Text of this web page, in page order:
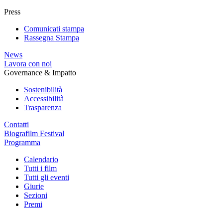
Press
Comunicati stampa
Rassegna Stampa
News
Lavora con noi
Governance & Impatto
Sostenibilità
Accessibilità
Trasparenza
Contatti
Biografilm Festival
Programma
Calendario
Tutti i film
Tutti gli eventi
Giurie
Sezioni
Premi